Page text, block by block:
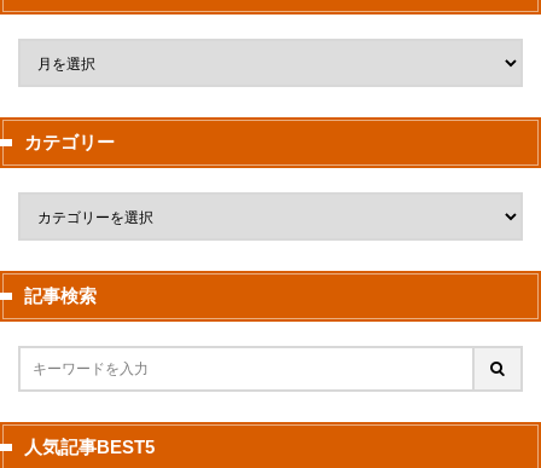
カテゴリー
記事検索
人気記事BEST5